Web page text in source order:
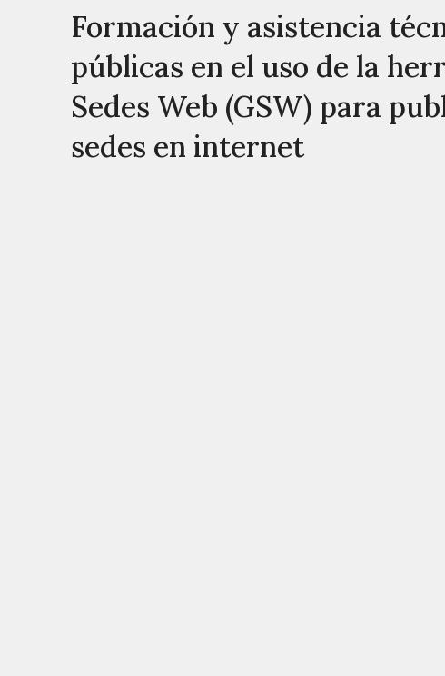
Formación y asistencia
públicas en el uso de la
Sedes Web (GSW) para
sedes en internet